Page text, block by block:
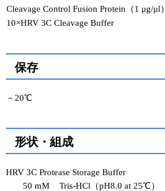
Cleavage Control Fusion Protein（1 μg/μl）
10×HRV 3C Cleavage Buffer
保存
－20℃
形状・組成
HRV 3C Protease Storage Buffer
50 mM
Tris-HCl（pH8.0 at 25℃）